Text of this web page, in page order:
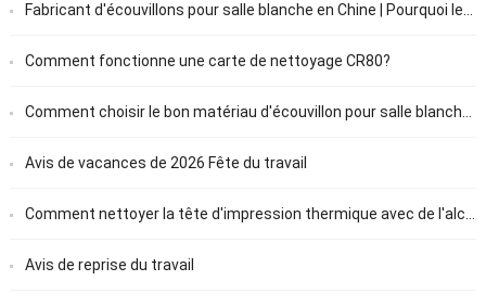
Fabricant d'écouvillons pour salle blanche en Chine | Pourquoi les acheteurs mondiaux choisissent MediTech
Comment fonctionne une carte de nettoyage CR80?
Comment choisir le bon matériau d'écouvillon pour salle blanche pour votre secteur
Avis de vacances de 2026 Fête du travail
Comment nettoyer la tête d'impression thermique avec de l'alcool isopropylique (Guide étape par étape)
Avis de reprise du travail